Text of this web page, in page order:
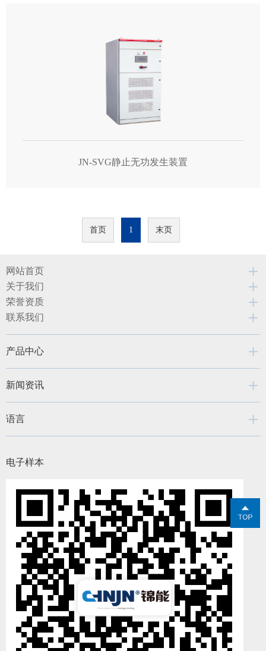
JN-SVG静止无功发生装置
首页 1 末页
网站首页
关于我们
荣誉资质
联系我们
产品中心
新闻资讯
语言
电子样本